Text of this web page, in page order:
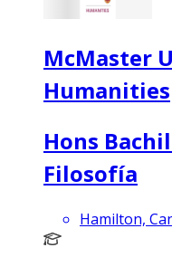
McMaster
Humanities
Hons
Filosofía
Hamilton,